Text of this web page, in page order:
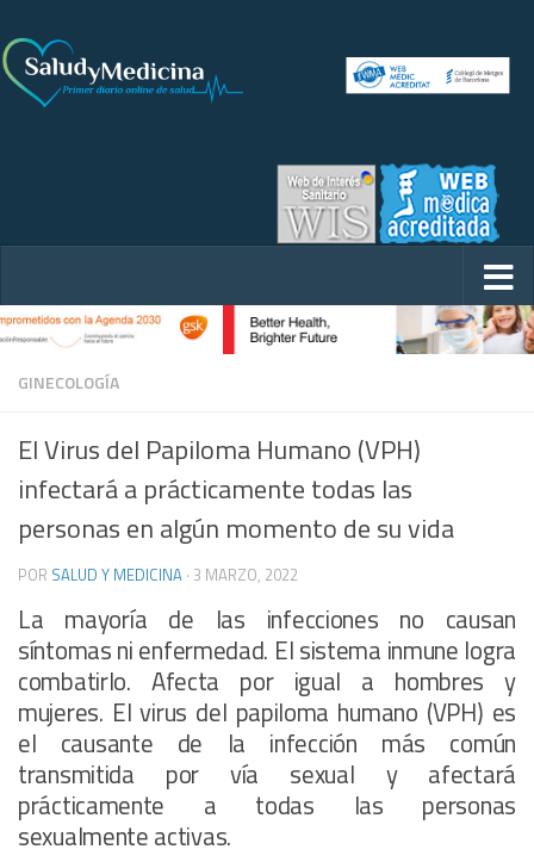
GINECOLOGÍA
El Virus del Papiloma Humano (VPH)
infectará a prácticamente todas las
personas en algún momento de su vida
POR SALUD Y MEDICINA · 3 MARZO, 2022
La mayoría de las infecciones no causan
síntomas ni enfermedad. El sistema inmune logra
combatirlo. Afecta por igual a hombres y
mujeres. El virus del papiloma humano (VPH) es
el causante de la infección más común
transmitida por vía sexual y afectará
prácticamente a todas las personas
sexualmente activas.